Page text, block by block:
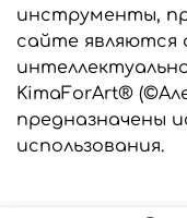
инструменты,
сайте являются
KimaForArt®
предназначены
использования.